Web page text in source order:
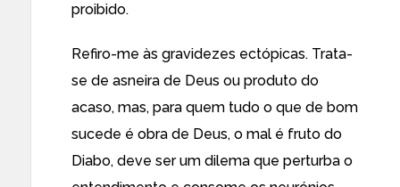
proibido.
Refiro-me às gravidezes ectópicas. Trata-
se de asneira de Deus ou produto do
acaso, mas, para quem tudo o que de bom
sucede é obra de Deus, o mal é fruto do
Diabo, deve ser um dilema que perturba o